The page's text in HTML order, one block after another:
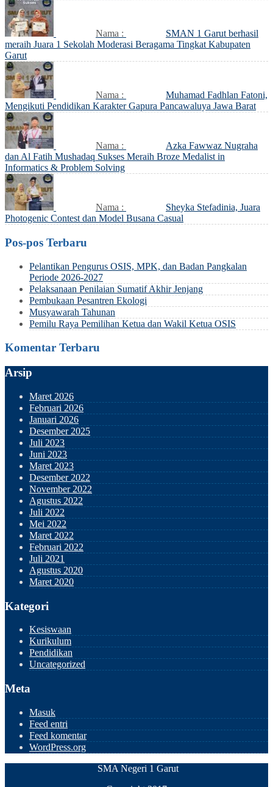
Nama :
SMAN 1 Garut berhasil
meraih Juara 1 Sekolah Moderasi Beragama Tingkat Kabupaten
Garut
Nama :
Muhamad Fadhlan Fatoni,
Mengikuti Pendidikan Karakter Gapura Pancawaluya Jawa Barat
Nama :
Azka Fawwaz Nugraha
dan Al Fatih Mushadaq Sukses Meraih Broze Medalist in
Informatics & Problem Solving
Nama :
Sheyka Stefadinia, Juara
Photogenic Contest dan Model Busana Casual
Pos-pos Terbaru
Pelantikan Pengurus OSIS, MPK, dan Badan Pangkalan
Periode 2026-2027
Pelaksanaan Penilaian Sumatif Akhir Jenjang
Pembukaan Pesantren Ekologi
Musyawarah Tahunan
Pemilu Raya Pemilihan Ketua dan Wakil Ketua OSIS
Komentar Terbaru
Arsip
Maret 2026
Februari 2026
Januari 2026
Desember 2025
Juli 2023
Juni 2023
Maret 2023
Desember 2022
November 2022
Agustus 2022
Juli 2022
Mei 2022
Maret 2022
Februari 2022
Juli 2021
Agustus 2020
Maret 2020
Kategori
Kesiswaan
Kurikulum
Pendidikan
Uncategorized
Meta
Masuk
Feed entri
Feed komentar
WordPress.org
SMA Negeri 1 Garut